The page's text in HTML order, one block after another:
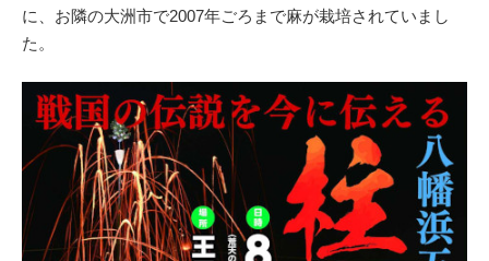
に、お隣の大洲市で2007年ごろまで麻が栽培されていまし
た。